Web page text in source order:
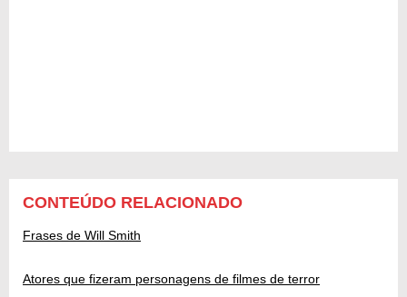
CONTEÚDO RELACIONADO
Frases de Will Smith
Atores que fizeram personagens de filmes de terror